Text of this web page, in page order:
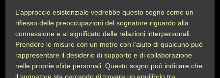
L’approccio esistenziale vedrebbe questo sogno come un
riflesso delle preoccupazioni del sognatore riguardo alla
connessione e al significato delle relazioni interpersonali.
Prendere le misure con un metro con l’aiuto di qualcuno può
rappresentare il desiderio di supporto e di collaborazione
nelle proprie sfide personali. Questo sogno può indicare che